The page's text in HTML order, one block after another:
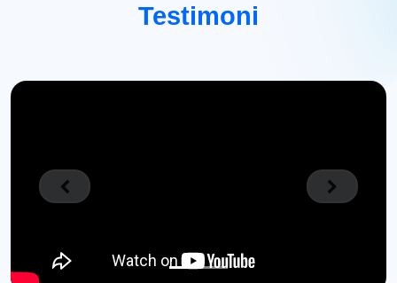
Testimoni
Previous Next